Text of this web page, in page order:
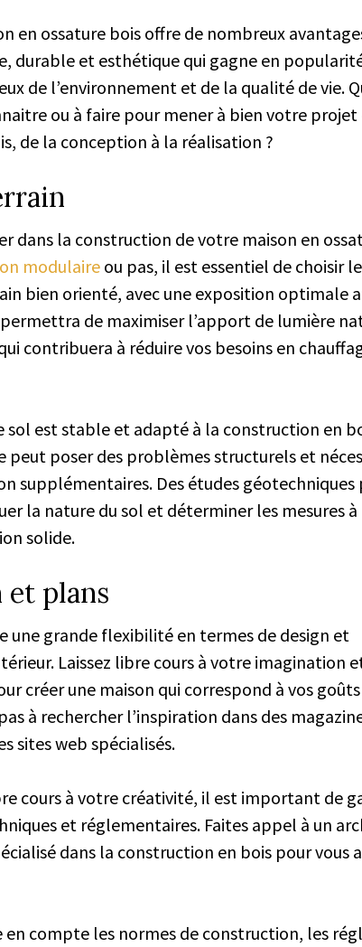
en ossature bois offre de nombreux
durable et esthétique qui gagne en
de l’environnement et de la qualité de vie.
ou à faire pour mener à bien votre projet
de la conception à la réalisation ?
dans la construction de votre maison en
modulaireou pas, il est essentiel de choisir
bien orienté, avec une exposition optimale
de maximiser l’apport de lumière
contribuera à réduire vos besoins en
sol est stable et adapté à la construction en
peut poser des problèmes structurels et
supplémentaires. Des études
la nature du sol et déterminer les mesures
solide.
et plans
une grande flexibilité en termes de design et
Laissez libre cours à votre imagination
créer une maison qui correspond à vos
à rechercher l’inspiration dans des
sites web spécialisés.
cours à votre créativité, il est important de
et réglementaires. Faites appel à un
dans la construction en bois pour vous
en compte les normes de construction, les